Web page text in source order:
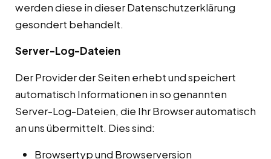
werden diese in dieser Datenschutzerklärung
gesondert behandelt.
Server-Log-Dateien
Der Provider der Seiten erhebt und speichert
automatisch Informationen in so genannten
Server-Log-Dateien, die Ihr Browser automatisch
an uns übermittelt. Dies sind:
Browsertyp und Browserversion